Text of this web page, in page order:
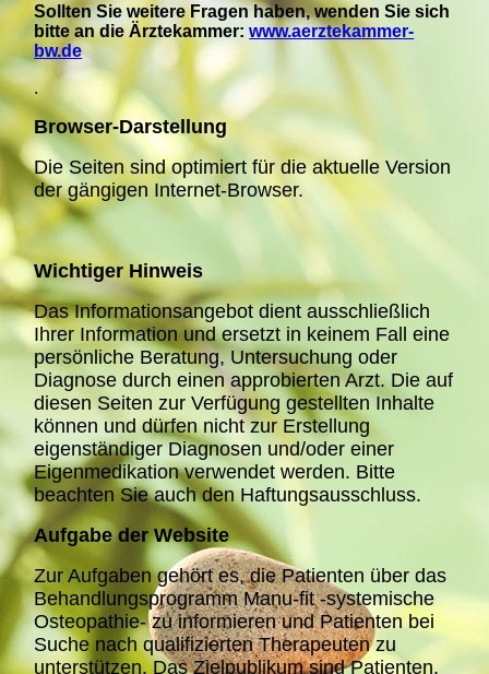
Sollten Sie weitere Fragen haben, wenden Sie sich
bitte an die Ärztekammer:www.aerztekammer-
bw.de
.
Browser-Darstellung
Die Seiten sind optimiert für die aktuelle Version
der gängigen Internet-Browser.
Wichtiger Hinweis
Das Informationsangebot dient ausschließlich
Ihrer Information und ersetzt in keinem Fall eine
persönliche Beratung, Untersuchung oder
Diagnose durch einen approbierten Arzt. Die auf
diesen Seiten zur Verfügung gestellten Inhalte
können und dürfen nicht zur Erstellung
eigenständiger Diagnosen und/oder einer
Eigenmedikation verwendet werden. Bitte
beachten Sie auch den Haftungsausschluss.
Aufgabe der Website
Zur Aufgaben gehört es, die Patienten über das
Behandlungsprogramm Manu-fit -systemische
Osteopathie- zu informieren und Patienten bei
Suche nach qualifizierten Therapeuten zu
unterstützen. Das Zielpublikum sind Patienten.